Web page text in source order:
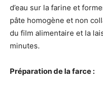
d’eau sur la farine et
pâte homogène et non
du film alimentaire et la
minutes.
Préparation de la farce :